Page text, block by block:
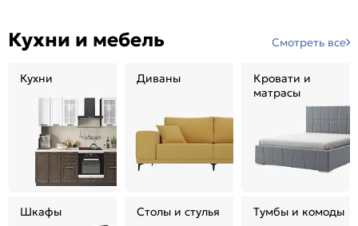
Кухни и мебель Смотреть все
Кухни Диваны
Кровати и
матрасы
Шкафы Столы и стулья Тумбы и комоды